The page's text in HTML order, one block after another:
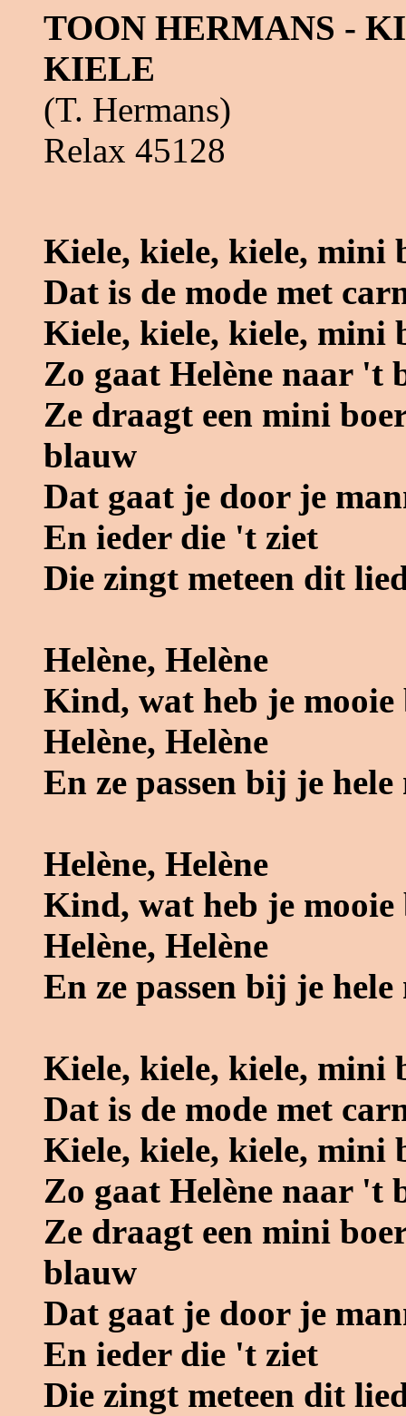
TOON HERMANS -
KIELE
(T. Hermans)
Relax 45128
Kiele, kiele, kiele, mini
Dat is de mode met
Kiele, kiele, kiele, mini
Zo gaat Helène naar 't
Ze draagt een mini
blauw
Dat gaat je door je
En ieder die 't ziet
Die zingt meteen dit
Helène, Helène
Kind, wat heb je mooie
Helène, Helène
En ze passen bij je hele
Helène, Helène
Kind, wat heb je mooie
Helène, Helène
En ze passen bij je hele
Kiele, kiele, kiele, mini
Dat is de mode met
Kiele, kiele, kiele, mini
Zo gaat Helène naar 't
Ze draagt een mini
blauw
Dat gaat je door je
En ieder die 't ziet
Die zingt meteen dit